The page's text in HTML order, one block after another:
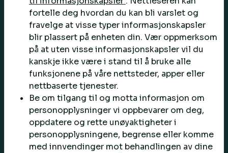
fortelle deg hvordan du kan bli varslet og
fravelge at visse typer informasjonskapsler
blir plassert på enheten din. Vær oppmerksom
på at uten visse informasjonskapsler vil du
kanskje ikke være i stand til å bruke alle
funksjonene på våre nettsteder, apper eller
nettbaserte tjenester.
Be om tilgang til og motta informasjon om
personopplysninger vi oppbevarer om deg,
oppdatere og rette unøyaktigheter i
personopplysningene, begrense eller komme
med innvendinger mot behandlingen av dine